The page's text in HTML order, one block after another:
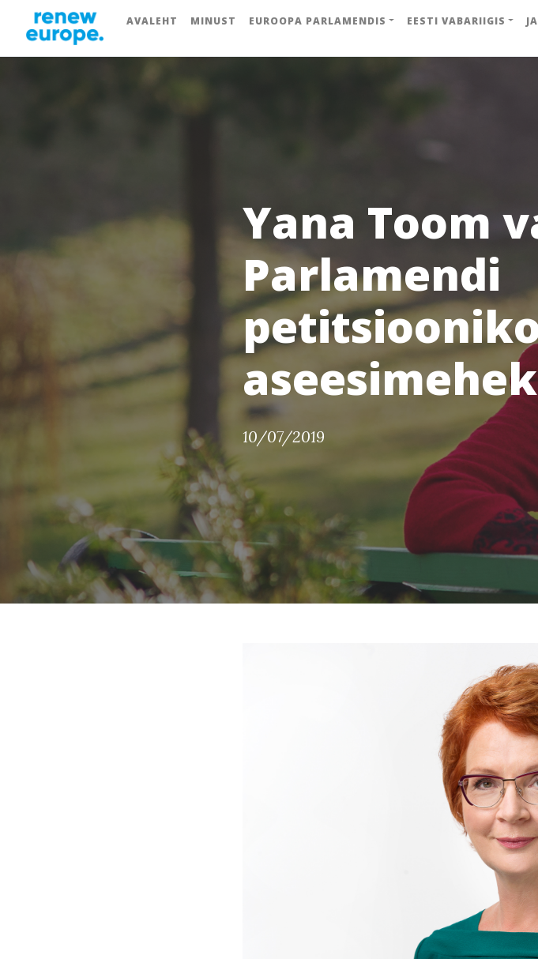
AVALEHT MINUST EUROOPA PARLAMENDIS EESTI VABARIIGIS
Yana Toom
Parlamendi
10/07/2019